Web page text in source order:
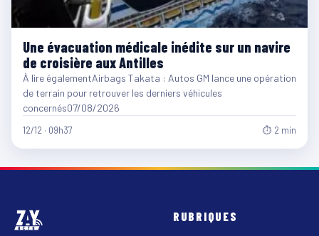
Une évacuation médicale inédite sur un navire
de croisière aux Antilles
À lire égalementAirbags Takata : Autos GM lance une opération
de terrain pour retrouver les derniers véhicules
concernés07/08/2026
12/12 · 09h37 ⏱ 2 min
RUBRIQUES